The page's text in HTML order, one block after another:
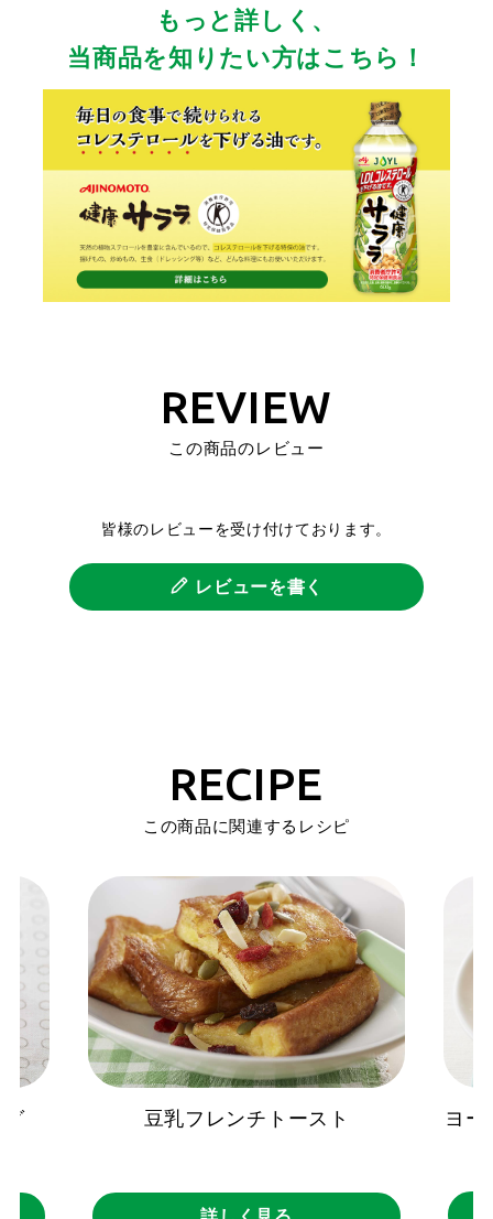
もっと詳しく、
当商品を知りたい方はこちら！
REVIEW
この商品のレビュー
皆様のレビューを受け付けております。
レビューを書く
RECIPE
この商品に関連するレシピ
グ 豆乳フレンチトースト ヨー